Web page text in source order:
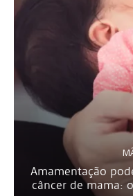
Amamentação
câncer de mama: